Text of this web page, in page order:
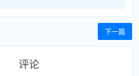
下一篇
评论